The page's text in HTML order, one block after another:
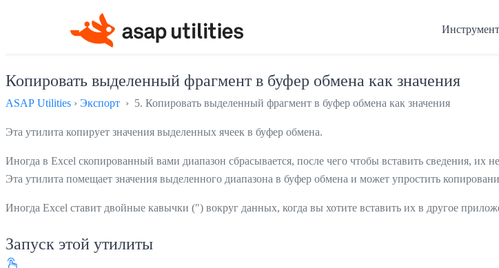
Копировать выделенный фрагмент в буфер обмена как значения
ASAP Utilities › Экспорт › 5. Копировать выделенный фрагмент в буфер обмена как значения
Эта утилита копирует значения выделенных ячеек в буфер обмена.
Иногда в Excel скопированный вами диапазон сбрасывается, после чего чтобы вставить сведения, их
Эта утилита помещает значения выделенного диапазона в буфер обмена и может упростить
Иногда Excel ставит двойные кавычки (") вокруг данных, когда вы хотите вставить их в другое
Запуск этой утилиты